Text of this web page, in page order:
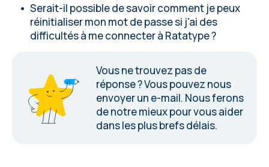
Serait-il possible de savoir comment je peux
réinitialiser mon mot de passe si j'ai des
difficultés à me connecter à Ratatype ?
Vous ne trouvez pas de
réponse ? Vouspouvez nous
envoyer un e-mail. Nous ferons
de notre mieux pour vous aider
dans les plus brefs délais.